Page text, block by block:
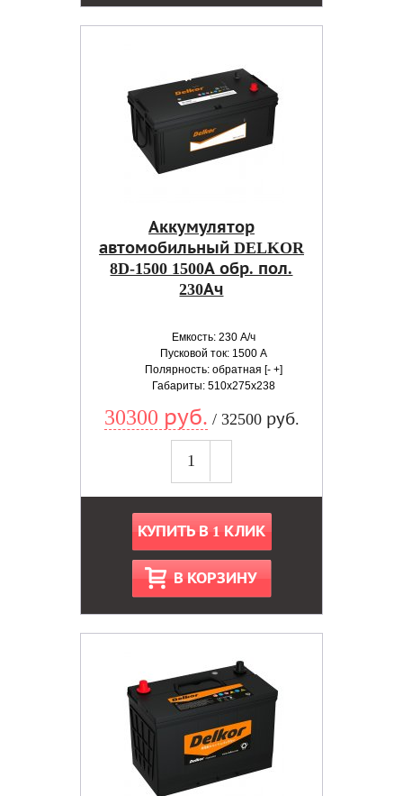
Аккумулятор
автомобильный DELKOR
8D-1500 1500А обр. пол.
230Ач
Емкость: 230 А/ч
Пусковой ток: 1500 А
Полярность: обратная [- +]
Габариты: 510x275x238
30300 руб. / 32500 руб.
КУПИТЬ В 1 КЛИК
В КОРЗИНУ